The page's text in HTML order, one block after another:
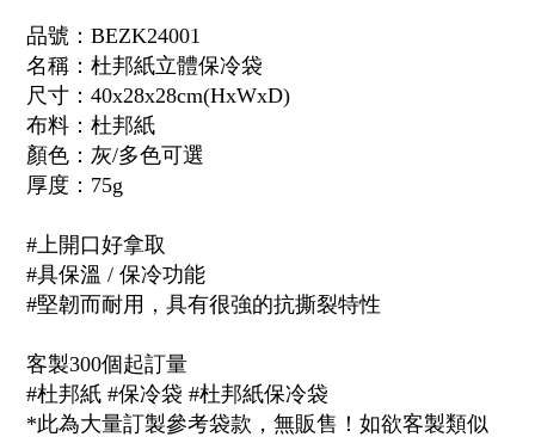
品號： BEZK24001
名稱：杜邦紙立體保冷袋
尺寸：40x28x28cm(HxWxD)
布料：杜邦紙
顏色：灰/多色可選
厚度： 75g
#上開口好拿取
#具保溫 / 保冷功能
#堅韌而耐用，具有很強的抗撕裂特性
客製300個起訂量
#杜邦紙 #保冷袋 #杜邦紙保冷袋
*此為大量訂製參考袋款，無販售！如欲客製類似